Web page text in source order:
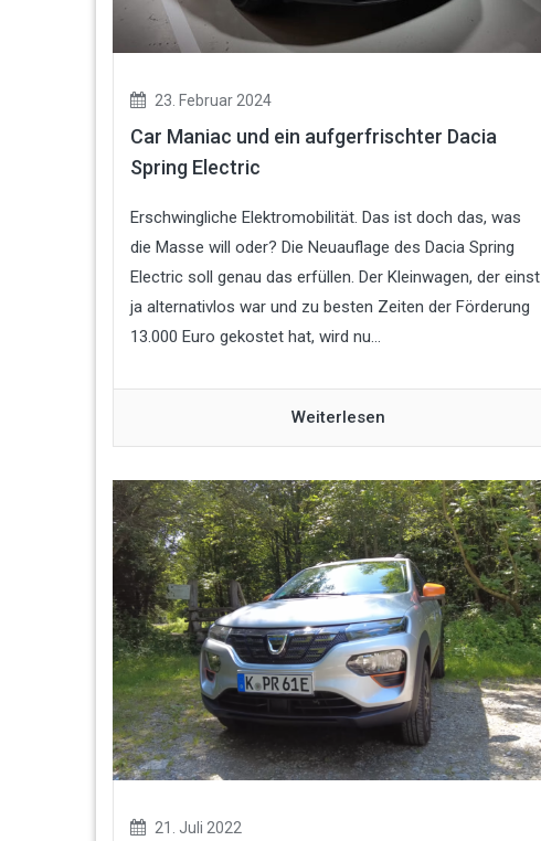
23. Februar 2024
Car Maniac und ein aufgerfrischter Dacia
Spring Electric
Erschwingliche Elektromobilität. Das ist doch das, was
die Masse will oder? Die Neuauflage des Dacia Spring
Electric soll genau das erfüllen. Der Kleinwagen, der einst
ja alternativlos war und zu besten Zeiten der Förderung
13.000 Euro gekostet hat, wird nu...
Weiterlesen
21. Juli 2022